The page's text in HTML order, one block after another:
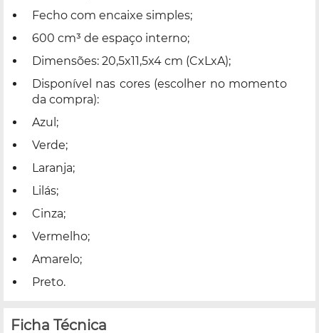
Fecho com encaixe simples;
600 cm³ de espaço interno;
Dimensões: 20,5x11,5x4 cm (CxLxA);
Disponível nas cores (escolher no momento
da compra):
Azul;
Verde;
Laranja;
Lilás;
Cinza;
Vermelho;
Amarelo;
Preto.
Ficha Técnica